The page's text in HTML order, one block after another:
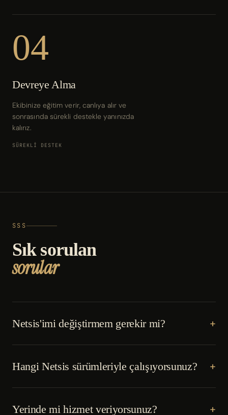
04
Devreye Alma
Ekibinize eğitim verir, canlıya alır ve
sonrasında sürekli destekle yanınızda
kalırız.
SÜREKLİ DESTEK
SSS
Sık sorulan
sorular
Netsis'imi değiştirmem gerekir mi? +
Hangi Netsis sürümleriyle çalışıyorsunuz? +
ve veritabanınızı kontrol ederiz.
Yerinde mi hizmet veriyorsunuz? +